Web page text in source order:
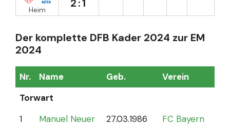
Heim 2:1
Der komplette DFB Kader 2024 zur EM
2024
Nr. Name Geb. Verein
Torwart
1
Manuel Neuer 27.03.1986
FC Bayern